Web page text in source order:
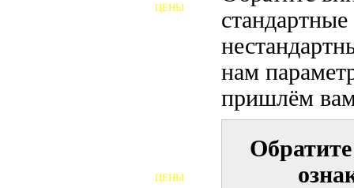
нам
пришлём
ЦЕНЫ
ЦЕНЫ